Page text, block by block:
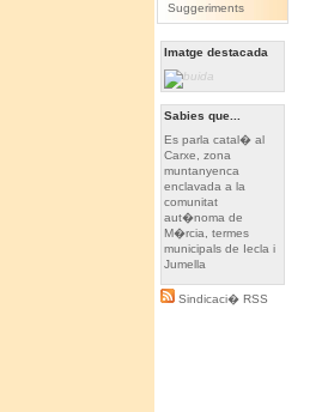
Suggeriments
Imatge destacada
Sabies que...
Es parla catal� al
Carxe, zona
muntanyenca
enclavada a la
comunitat
aut�noma de
M�rcia, termes
municipals de Iecla i
Jumella
Sindicaci� RSS